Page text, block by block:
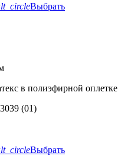
Выбрать
в полиэфирной оплетке
(01)
Выбрать